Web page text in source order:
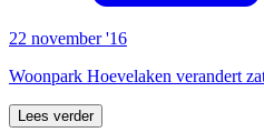
22 november '16
Woonpark Hoevelaken verandert
Lees verder